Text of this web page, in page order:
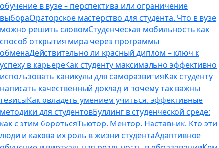
обучение в вузе – перспектива или ограничение
выбораОраторское мастерство для студента. Что в вузе
можно решить словомСтуденческая мобильность как
способ открытия мира через программы
обменаДействительно ли красный диплом – ключ к
успеху в карьереКак студенту максимально эффективно
использовать каникулы для саморазвитияКак студенту
написать качественный доклад и почему так важны
тезисыКак овладеть умением учиться: эффективные
методики для студентовБуллинг в студенческой среде:
как с этим боротьсяТьютор. Ментор. Наставник. Кто эти
люди и какова их роль в жизни студентаАдаптивное